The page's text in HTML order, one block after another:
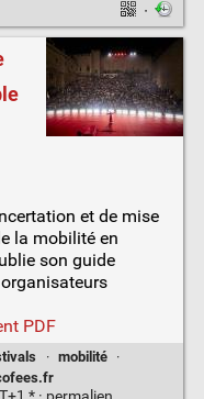
·
et de mise
la mobilité en
son guide
PDF
· mobilité
·